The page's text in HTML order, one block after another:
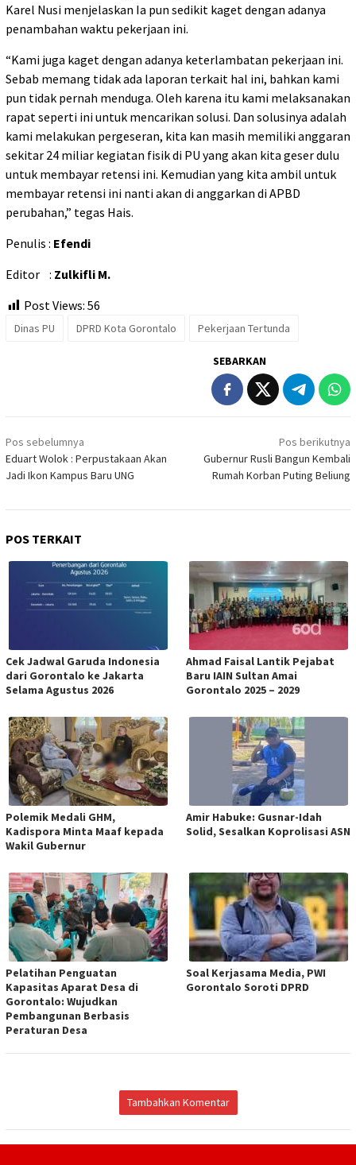
Karel Nusi menjelaskan Ia pun sedikit kaget dengan adanya
penambahan waktu pekerjaan ini.
“Kami juga kaget dengan adanya keterlambatan pekerjaan ini.
Sebab memang tidak ada laporan terkait hal ini, bahkan kami
pun tidak pernah menduga. Oleh karena itu kami melaksanakan
rapat seperti ini untuk mencarikan solusi. Dan solusinya adalah
kami melakukan pergeseran, kita kan masih memiliki anggaran
sekitar 24 miliar kegiatan fisik di PU yang akan kita geser dulu
untuk membayar retensi ini. Kemudian yang kita ambil untuk
membayar retensi ini nanti akan di anggarkan di APBD
perubahan,” tegas Hais.
Penulis : Efendi
Editor : Zulkifli M.
Post Views: 56
Dinas PU DPRD Kota Gorontalo Pekerjaan Tertunda
SEBARKAN
Navigasi
pos
Pos sebelumnya
Eduart Wolok : Perpustakaan Akan
Jadi Ikon Kampus Baru UNG
Pos berikutnya
Gubernur Rusli Bangun Kembali
Rumah Korban Puting Beliung
POS TERKAIT
Cek Jadwal Garuda Indonesia
dari Gorontalo ke Jakarta
Selama Agustus 2026
Ahmad Faisal Lantik Pejabat
Baru IAIN Sultan Amai
Gorontalo 2025 – 2029
Polemik Medali GHM,
Kadispora Minta Maaf kepada
Wakil Gubernur
Amir Habuke: Gusnar-Idah
Solid, Sesalkan Koprolisasi ASN
Pelatihan Penguatan
Kapasitas Aparat Desa di
Gorontalo: Wujudkan
Pembangunan Berbasis
Peraturan Desa
Soal Kerjasama Media, PWI
Gorontalo Soroti DPRD
Tambahkan Komentar